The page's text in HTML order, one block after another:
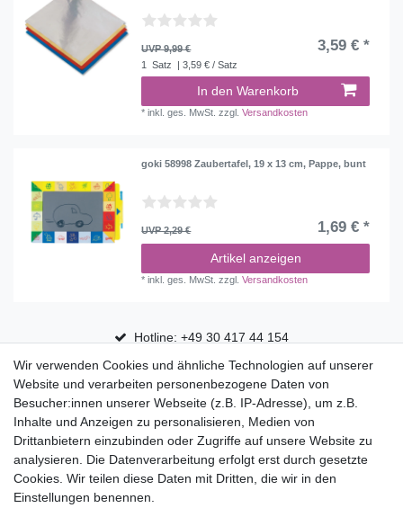
UVP 9,99 € 3,59 € *
1 Satz | 3,59 € / Satz
In den Warenkorb
*inkl. ges. MwSt. zzgl.Versandkosten
goki 58998 Zaubertafel, 19 x 13 cm, Pappe, bunt
UVP 2,29 € 1,69 € *
Artikel anzeigen
*inkl. ges. MwSt. zzgl.Versandkosten
Hotline: +49 30 417 44 154
30 Tage Rückgaberecht
Versandfrei ab 75 € in Deutschland
Top Marken
Eduplay
Folia Bringmann
Wir verwenden Cookies und ähnliche Technologien auf unserer
Website und verarbeiten personenbezogene Daten von
Besucher:innen unserer Webseite (z.B. IP-Adresse), um z.B.
Inhalte und Anzeigen zu personalisieren, Medien von
Drittanbietern einzubinden oder Zugriffe auf unsere Website zu
analysieren. Die Datenverarbeitung erfolgt erst durch gesetzte
Cookies. Wir teilen diese Daten mit Dritten, die wir in den
Einstellungen benennen.